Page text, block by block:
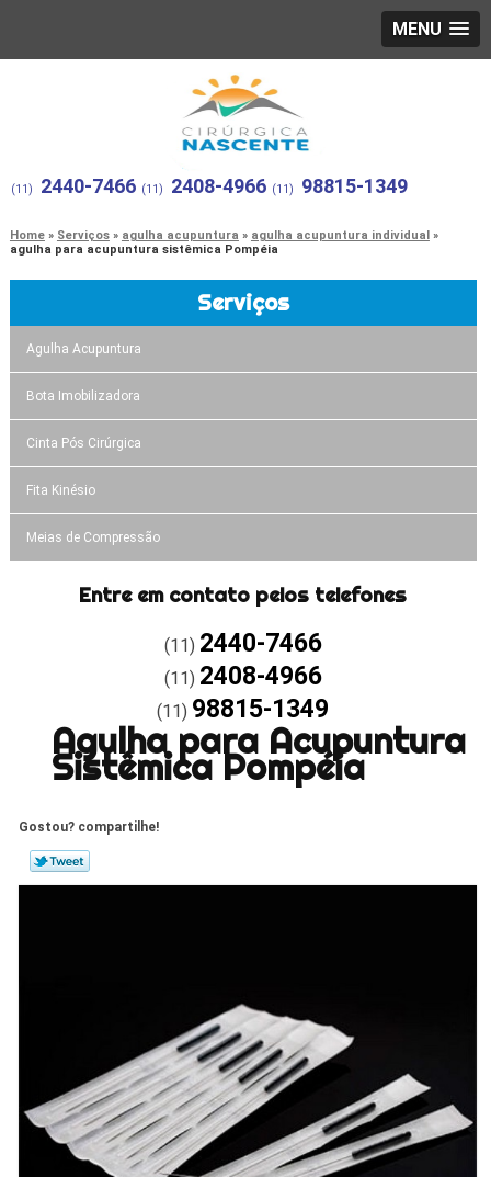
MENU
(11) 2440-7466 (11) 2408-4966 (11) 98815-1349
Home Serviços agulha acupuntura
agulha acupuntura individual
agulha para acupuntura sistêmica Pompéia
Serviços
Agulha Acupuntura
Bota Imobilizadora
Cinta Pós Cirúrgica
Fita Kinésio
Meias de Compressão
Entre em contato pelos telefones
(11) 2440-7466
(11) 2408-4966
(11) 98815-1349
Agulha para Acupuntura
Sistêmica Pompéia
Gostou? compartilhe!